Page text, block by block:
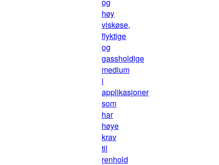
høy
viskøse,
flyktige
og
gassholdige
medium
i
applikasjoner
som
har
høye
krav
til
renhold